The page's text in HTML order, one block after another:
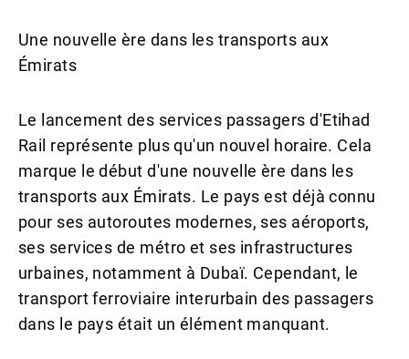
Une nouvelle ère dans les transports aux
Émirats
Le lancement des services passagers d'Etihad
Rail représente plus qu'un nouvel horaire. Cela
marque le début d'une nouvelle ère dans les
transports aux Émirats. Le pays est déjà connu
pour ses autoroutes modernes, ses aéroports,
ses services de métro et ses infrastructures
urbaines, notamment à Dubaï. Cependant, le
transport ferroviaire interurbain des passagers
dans le pays était un élément manquant.